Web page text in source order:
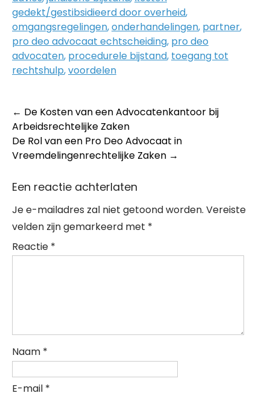
gedekt/gestibsidieerd door overheid,
omgangsregelingen,onderhandelingen, partner,
pro deo advocaat echtscheiding, pro deo
advocaten, procedurele bijstand, toegang tot
rechtshulp,voordelen
Post
navigation
← De Kosten van een Advocatenkantoor bij
Arbeidsrechtelijke Zaken
De Rol van een Pro Deo Advocaat in
Vreemdelingenrechtelijke Zaken →
Een reactie achterlaten
Je e-mailadres zal niet getoond worden. Vereiste
velden zijn gemarkeerd met *
Reactie *
Naam *
E-mail *